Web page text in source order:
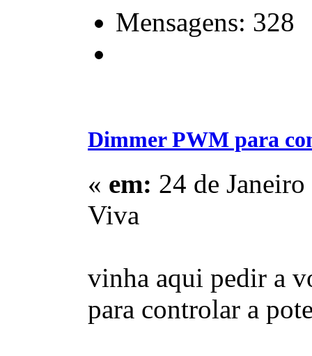
Mensagens: 328
Dimmer PWM para
« em: 24 de
Viva
vinha aqui pedir a
para controlar a